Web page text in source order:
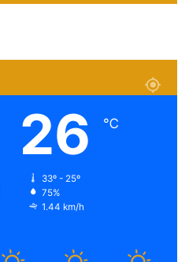
26 ℃
33º - 25º
75%
1.44 km/h